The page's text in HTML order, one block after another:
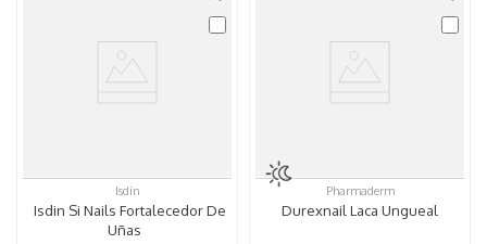
Isdin
Isdin Si Nails Fortalecedor De
Uñas
Pharmaderm
Durexnail Laca Ungueal